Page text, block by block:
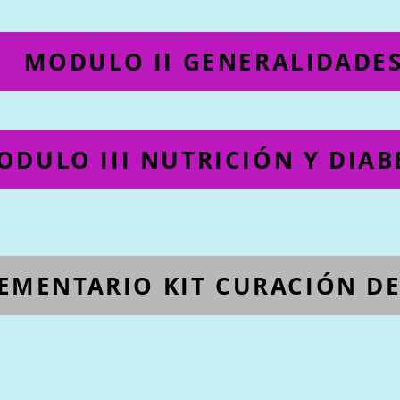
MODULO II
III NUTRICIÓN Y
KIT CURACIÓN